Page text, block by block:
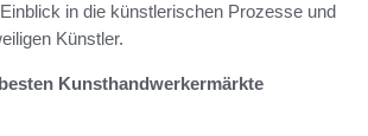
in die künstlerischen Prozesse und
Künstler.
Kunsthandwerkermärkte